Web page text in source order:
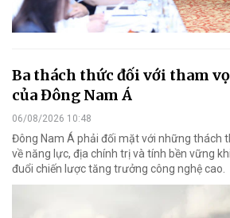
Ba thách thức đối với tham
của Đông Nam Á
06/08/2026 10:48
Đông Nam Á phải đối mặt với những thách
về năng lực, địa chính trị và tính bền vững
đuổi chiến lược tăng trưởng công nghệ cao.